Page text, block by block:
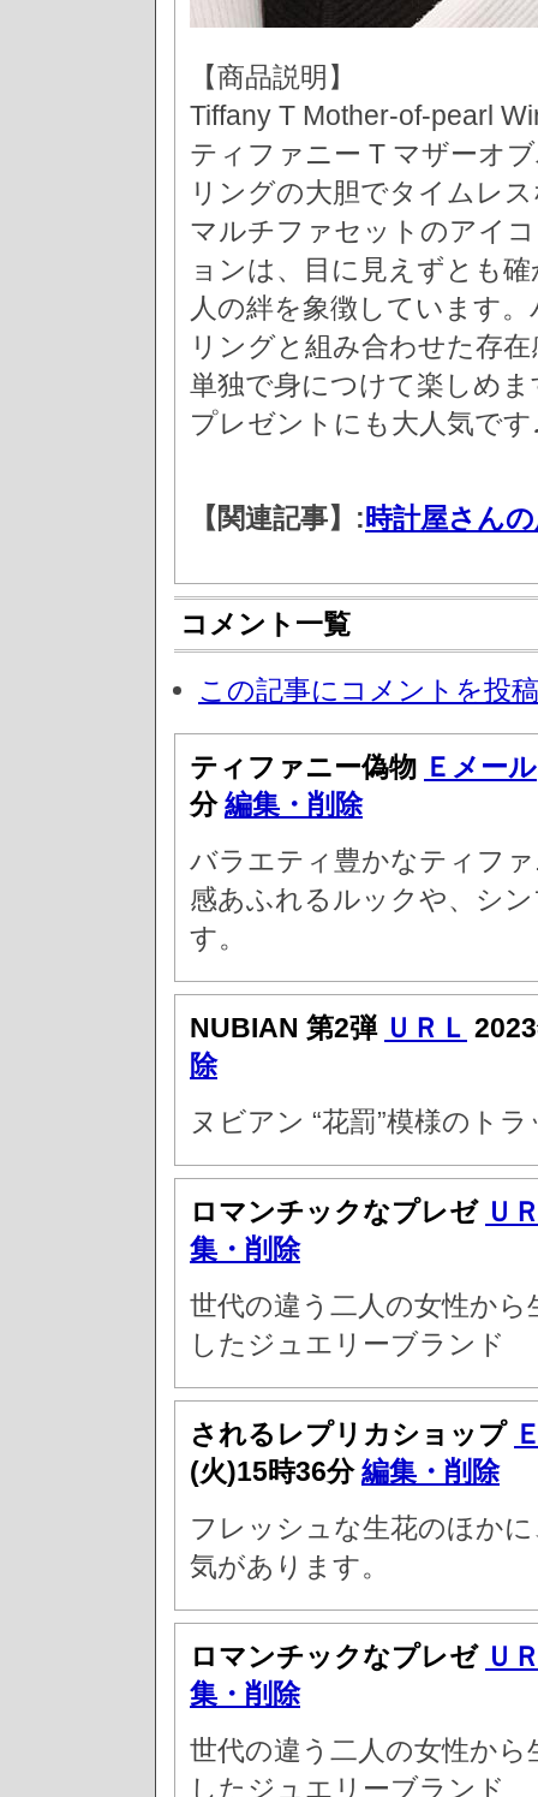
【商品説明】
Tiffany T Mother-of-pearl
ティファニー T マザーオ
リングの大胆でタイムレ
マルチファセットのアイ
ョンは、目に見えずとも
人の絆を象徴しています
リングと組み合わせた存
単独で身につけて楽しめま
プレゼントにも大人気です
【関連記事】:時計屋さん
コメント一覧
この記事にコメントを投
ティファニー偽物 Ｅメール
分編集・削除
バラエティ豊かなティフ
感あふれるルックや、シ
す。
NUBIAN 第2弾 ＵＲＬ
除
ヌビアン “花罰”模様のト
ロマンチックなプレゼ Ｕ
集・削除
世代の違う二人の女性か
したジュエリーブランド
されるレプリカショップ
(火)15時36分編集・削除
フレッシュな生花のほか
気があります。
ロマンチックなプレゼ Ｕ
集・削除
世代の違う二人の女性か
したジュエリーブランド